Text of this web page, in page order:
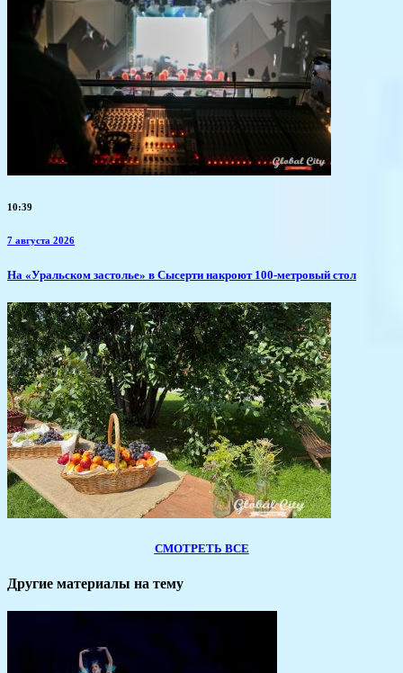
10:39
7 августа 2026
​На «Уральском застолье» в Сысерти накроют 100-метровый стол
СМОТРЕТЬ ВСЕ
Другие материалы на тему